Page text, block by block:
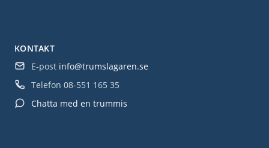
KONTAKT
E-post info@trumslagaren.se
Telefon 08-551 165 35
Chatta med en trummis